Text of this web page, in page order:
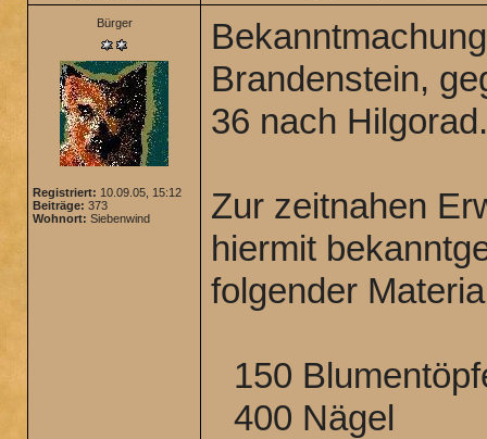
Bürger
Registriert: 10.09.05, 15:12
Beiträge: 373
Wohnort: Siebenwind
Brandenstein,
36 nach Hilgorad.
Zur zeitnahen
hiermit
folgender
150
400 Nägel